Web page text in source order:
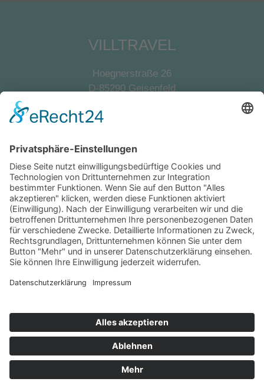
VILLTRAVEL
Hoegnerstraße 26
D-85290 Geisenfeld
Navigation
Vermieter werden Eigentümerlogin
Folgen Sie uns auf
© 2019 - 2026 VILLTRAVEL IKontakt
Datenschutz|AGB